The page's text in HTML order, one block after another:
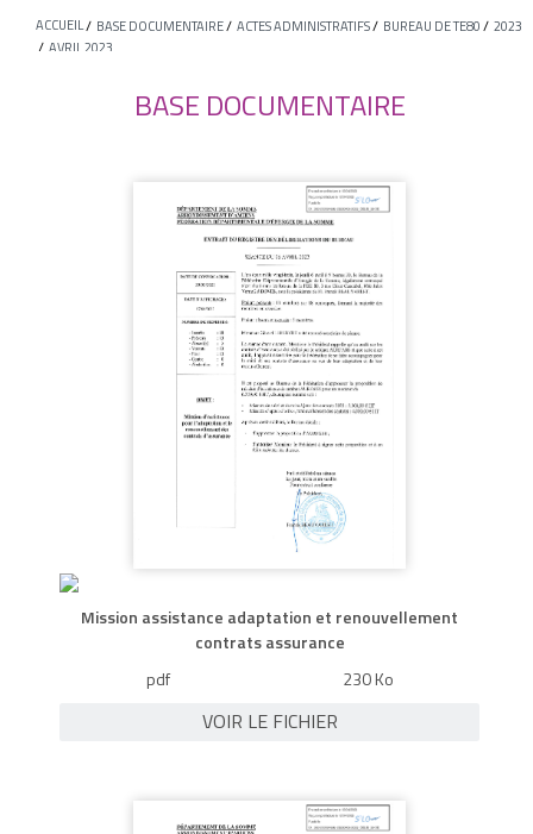
ACCUEIL BASE DOCUMENTAIRE ACTES ADMINISTRATIFS BUREAU DE TE80
2023
AVRIL 2023
BASE DOCUMENTAIRE
Mission assistance adaptation et renouvellement
contrats assurance
pdf
230 Ko
VOIR LE FICHIER